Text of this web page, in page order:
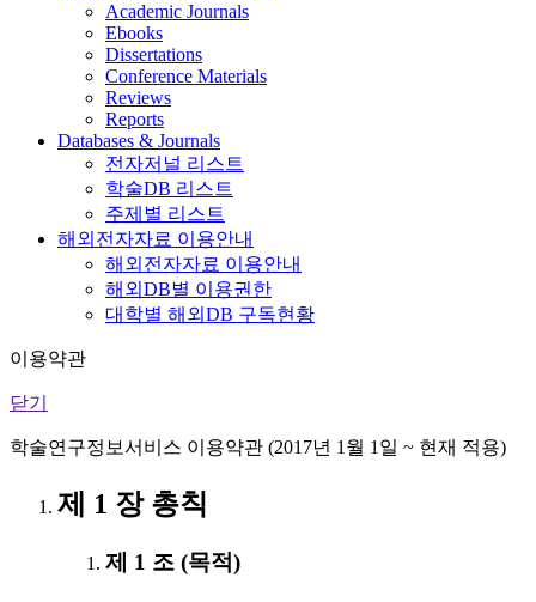
Academic Journals
Ebooks
Dissertations
Conference Materials
Reviews
Reports
Databases & Journals
전자저널 리스트
학술DB 리스트
주제별 리스트
해외전자자료 이용안내
해외전자자료 이용안내
해외DB별 이용권한
대학별 해외DB 구독현황
이용약관
닫기
학술연구정보서비스 이용약관 (2017년 1월 1일 ~ 현재 적용)
제 1 장 총칙
제 1 조 (목적)